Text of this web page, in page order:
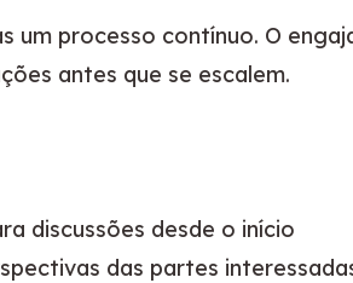
um processo contínuo. O
antes que se escalem.
discussões desde o início
das partes